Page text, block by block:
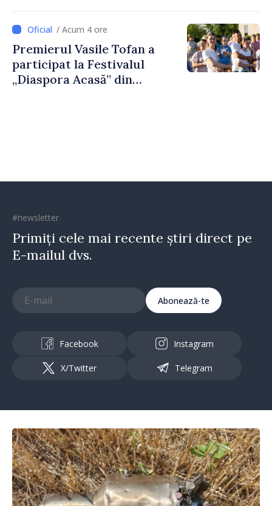
comunitate atunci când
există inițiativă, muncă și
spirit antreprenorial”
/ Acum 4 ore
Premierul Vasile Tofan a
participat la Festivalul
„Diaspora Acasă” din
#newsletter
Primiți cele mai recente știri direct pe
E-mailul dvs.
Abonează-te
Facebook Instagram
X/Twitter Telegram